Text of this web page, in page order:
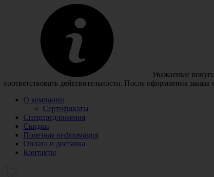
Уважаемые
соответствовать действительности. После оформления
О компании
Сертификаты
Спецпредложения
Скидки
Полезная информация
Оплата и доставка
Контакты